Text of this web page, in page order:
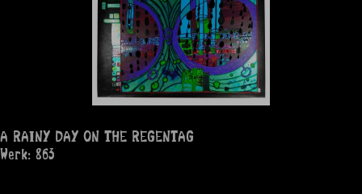
A RAINY DAY ON THE REGENTAG
Werk: 863